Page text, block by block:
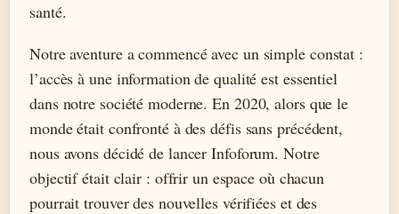
santé.
Notre aventure a commencé avec un simple constat :
l’accès à une information de qualité est essentiel
dans notre société moderne. En 2020, alors que le
monde était confronté à des défis sans précédent,
nous avons décidé de lancer Infoforum. Notre
objectif était clair : offrir un espace où chacun
pourrait trouver des nouvelles vérifiées et des